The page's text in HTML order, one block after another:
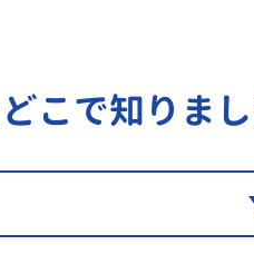
どこで知りま